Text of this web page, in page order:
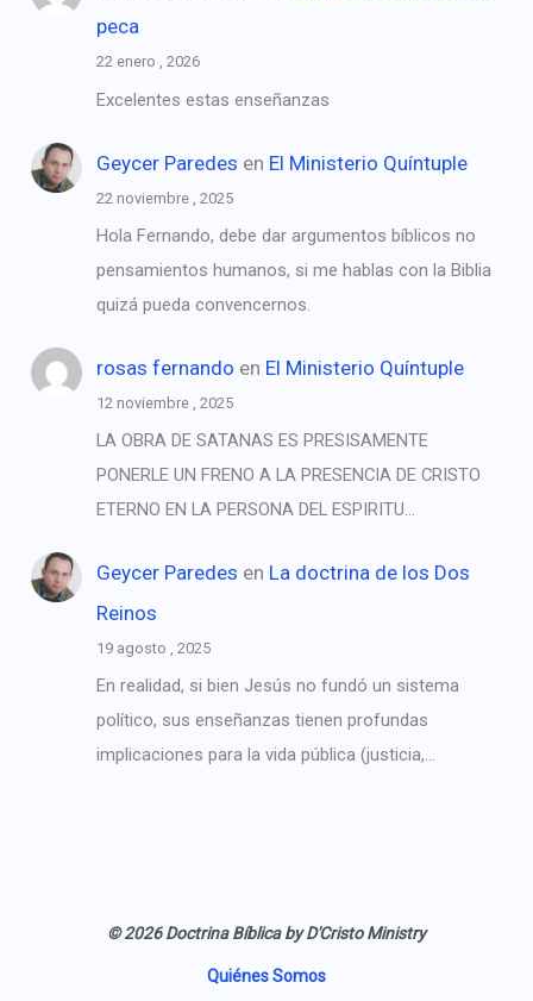
peca
22 enero , 2026
Excelentes estas enseñanzas
Geycer Paredes en El Ministerio Quíntuple
22 noviembre , 2025
Hola Fernando, debe dar argumentos bíblicos no
pensamientos humanos, si me hablas con la Biblia
quizá pueda convencernos.
rosas fernando en El Ministerio Quíntuple
12 noviembre , 2025
LA OBRA DE SATANAS ES PRESISAMENTE
PONERLE UN FRENO A LA PRESENCIA DE CRISTO
ETERNO EN LA PERSONA DEL ESPIRITU…
Geycer Paredes en La doctrina de los Dos
Reinos
19 agosto , 2025
En realidad, si bien Jesús no fundó un sistema
político, sus enseñanzas tienen profundas
implicaciones para la vida pública (justicia,…
© 2026 Doctrina Bíblica by D'Cristo Ministry
Quiénes Somos